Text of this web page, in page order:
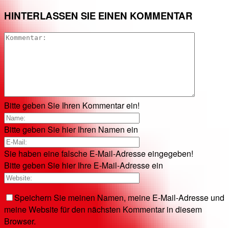
HINTERLASSEN SIE EINEN KOMMENTAR
Bitte geben Sie Ihren Kommentar ein!
Bitte geben Sie hier Ihren Namen ein
Sie haben eine falsche E-Mail-Adresse eingegeben!
Bitte geben Sie hier Ihre E-Mail-Adresse ein
Speichern Sie meinen Namen, meine E-Mail-Adresse und
meine Website für den nächsten Kommentar in diesem
Browser.